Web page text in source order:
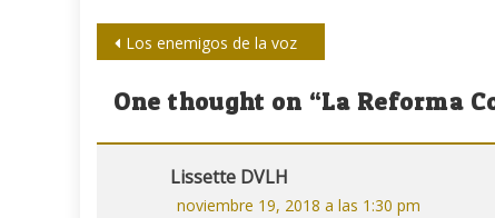
Navegación
de
Los enemigos de la voz
One thought on “La Reforma
Lissette DVLH
noviembre 19, 2018 a las 1:30 pm